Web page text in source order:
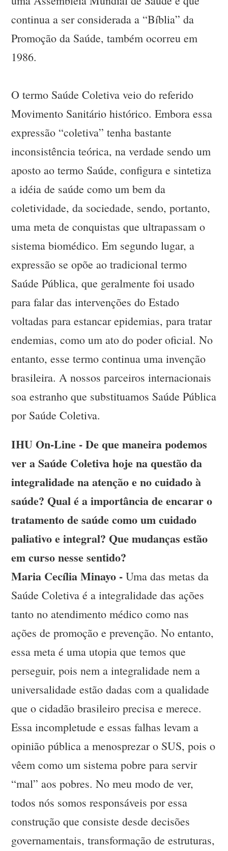
continua a ser considerada a “Bíblia” da
Promoção da Saúde, também ocorreu em
1986.
O termo Saúde Coletiva veio do referido
Movimento Sanitário histórico. Embora essa
expressão “coletiva” tenha bastante
inconsistência teórica, na verdade sendo um
aposto ao termo Saúde, configura e sintetiza
a idéia de saúde como um bem da
coletividade, da sociedade, sendo, portanto,
uma meta de conquistas que ultrapassam o
sistema biomédico. Em segundo lugar, a
expressão se opõe ao tradicional termo
Saúde Pública, que geralmente foi usado
para falar das intervenções do Estado
voltadas para estancar epidemias, para tratar
endemias, como um ato do poder oficial. No
entanto, esse termo continua uma invenção
brasileira. A nossos parceiros internacionais
soa estranho que substituamos Saúde Pública
por Saúde Coletiva.
IHU On-Line - De que maneira podemos
ver a Saúde Coletiva hoje na questão da
integralidade na atenção e no cuidado à
saúde? Qual é a importância de encarar o
tratamento de saúde como um cuidado
paliativo e integral? Que mudanças estão
em curso nesse sentido?
Maria Cecília Minayo - Uma das metas da
Saúde Coletiva é a integralidade das ações
tanto no atendimento médico como nas
ações de promoção e prevenção. No entanto,
essa meta é uma utopia que temos que
perseguir, pois nem a integralidade nem a
universalidade estão dadas com a qualidade
que o cidadão brasileiro precisa e merece.
Essa incompletude e essas falhas levam a
opinião pública a menosprezar o SUS, pois o
vêem como um sistema pobre para servir
“mal” aos pobres. No meu modo de ver,
todos nós somos responsáveis por essa
construção que consiste desde decisões
governamentais, transformação de estruturas,